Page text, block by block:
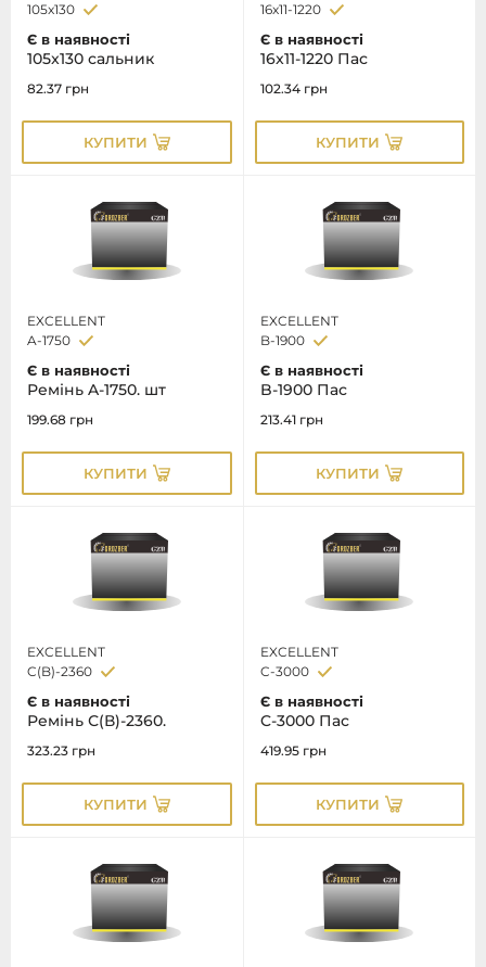
105x130
Є в наявності
105x130 сальник
82.37 грн
КУПИТИ
16x11-1220
Є в наявності
16x11-1220 Пас
102.34 грн
КУПИТИ
EXCELLENT
A-1750
Є в наявності
Ремінь A-1750. шт
199.68 грн
КУПИТИ
EXCELLENT
B-1900
Є в наявності
B-1900 Пас
213.41 грн
КУПИТИ
EXCELLENT
C(B)-2360
Є в наявності
Ремінь С(В)-2360.
323.23 грн
КУПИТИ
EXCELLENT
C-3000
Є в наявності
C-3000 Пас
419.95 грн
КУПИТИ